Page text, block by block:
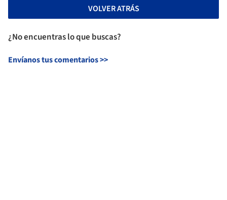
VOLVER ATRÁS
¿No encuentras lo que buscas?
Envíanos tus comentarios>>